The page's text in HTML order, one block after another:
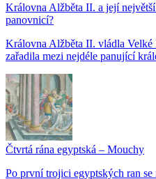
Královna Alžběta II. a její
panovnicí?
Královna Alžběta II. vládla
zařadila mezi nejdéle panující
Čtvrtá rána egyptská – Mouchy
Po první trojici egyptských ran se